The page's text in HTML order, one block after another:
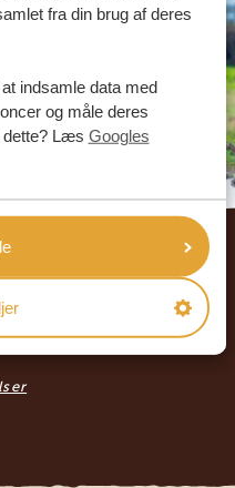
fra din brug af deres
indsamle data med
og måle deres
dette? Læs Googles
AFRIKA